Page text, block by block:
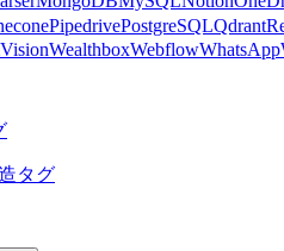
PipedrivePostgreSQLQdrant
VisionWealthboxWebflowWhatsApp
タグ